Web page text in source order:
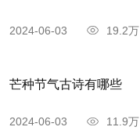
2024-06-03 19.2万
芒种节气古诗有哪些
2024-06-03 11.9万